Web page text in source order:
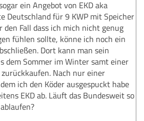
ein Angebot von EKD aka
Deutschland für 9 KWP mit Speicher
den Fall dass ich mich nicht genug
fühlen sollte, könne ich noch ein
Dort kann man sein
dem Sommer im Winter samt einer
Nach nur einer
ich den Köder ausgespuckt habe
EKD ab. Läuft das Bundesweit so